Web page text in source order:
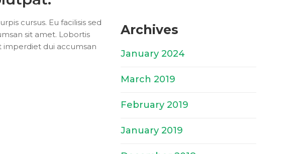
cursus. Eu facilisis sed
sit amet. Lobortis
imperdiet dui accumsan
Archives
January 2024
March 2019
February 2019
January 2019